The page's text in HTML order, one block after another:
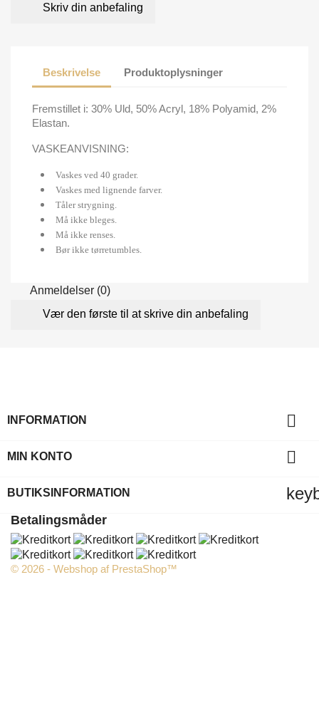
Skriv din anbefaling
Beskrivelse Produktoplysninger
Fremstillet i: 30% Uld, 50% Acryl, 18% Polyamid, 2%
Elastan.
VASKEANVISNING:
Vaskes ved 40 grader.
Vaskes med lignende farver.
Tåler strygning.
Må ikke bleges.
Må ikke renses.
Bør ikke tørretumbles.
Anmeldelser (0)
Vær den første til at skrive din anbefaling
INFORMATION 
MIN KONTO 
BUTIKSINFORMATION
Betalingsmåder
© 2026 - Webshop af PrestaShop™